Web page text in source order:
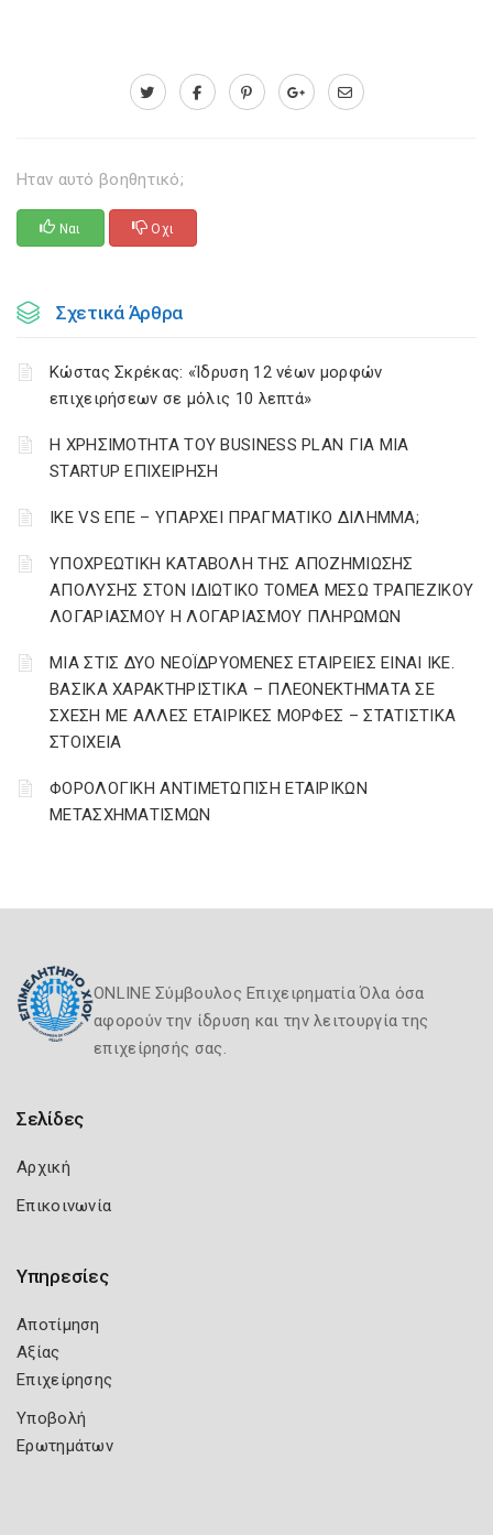
Ηταν αυτό βοηθητικό;
Ναι Οχι
Σχετικά Άρθρα
Κώστας Σκρέκας: «Ίδρυση 12 νέων μορφών
επιχειρήσεων σε μόλις 10 λεπτά»
Η ΧΡΗΣΙΜΟΤΗΤΑ ΤΟΥ BUSINESS PLAN ΓΙΑ ΜΙΑ
STARTUP ΕΠΙΧΕΙΡΗΣΗ
ΙΚΕ VS ΕΠΕ – ΥΠΑΡΧΕΙ ΠΡΑΓΜΑΤΙΚΟ ΔΙΛΗΜΜΑ;
YΠΟΧΡΕΩΤΙΚΗ ΚΑΤΑΒΟΛΗ ΤΗΣ ΑΠΟΖΗΜΙΩΣΗΣ
ΑΠΟΛΥΣΗΣ ΣΤΟΝ ΙΔΙΩΤΙΚΟ ΤΟΜΕΑ ΜΕΣΩ ΤΡΑΠΕΖΙΚΟΥ
ΛΟΓΑΡΙΑΣΜΟΥ Η ΛΟΓΑΡΙΑΣΜΟΥ ΠΛΗΡΩΜΩΝ
ΜΙΑ ΣΤΙΣ ΔΥΟ ΝΕΟΪΔΡΥΟΜΕΝΕΣ ΕΤΑΙΡΕΙΕΣ ΕΙΝΑΙ ΙΚΕ.
ΒΑΣΙΚΑ ΧΑΡΑΚΤΗΡΙΣΤΙΚΑ – ΠΛΕΟΝΕΚΤΗΜΑΤΑ ΣΕ
ΣΧΕΣΗ ΜΕ ΑΛΛΕΣ ΕΤΑΙΡΙΚΕΣ ΜΟΡΦΕΣ – ΣΤΑΤΙΣΤΙΚΑ
ΣΤΟΙΧΕΙΑ
ΦΟΡΟΛΟΓΙΚΗ ΑΝΤΙΜΕΤΩΠΙΣΗ ΕΤΑΙΡΙΚΩΝ
ΜΕΤΑΣΧΗΜΑΤΙΣΜΩΝ
ONLINE Σύμβουλος Επιχειρηματία Όλα όσα
αφορούν την ίδρυση και την λειτουργία της
επιχείρησής σας.
Σελίδες
Αρχική
Επικοινωνία
Υπηρεσίες
Αποτίμηση
Αξίας
Επιχείρησης
Υποβολή
Ερωτημάτων